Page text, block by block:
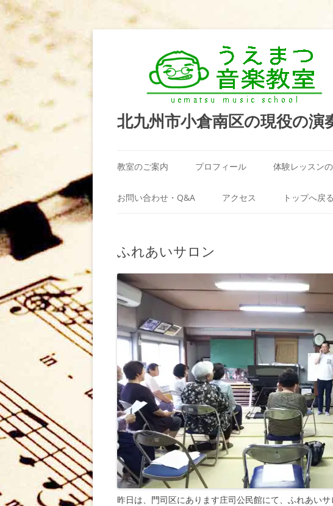
北九州市小倉南区の現役の
教室のご案内
うえまつ音楽教室が選ばれる理由
利用規約
プロフィール 体験レッスン
お問い合わせ・Q&A アクセス トップへ戻る
ふれあいサロン
昨日は、門司区にあります庄司公民館にて、ふれあい